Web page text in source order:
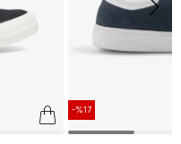
-%17